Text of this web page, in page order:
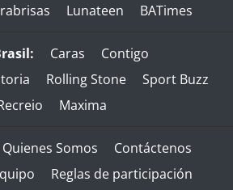
Lunateen BATimes
Caras
Contigo
Rolling Stone
Sport Buzz
Maxima
Quienes Somos
Contáctenos
Reglas de participación